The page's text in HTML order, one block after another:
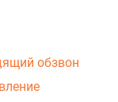
обзвон